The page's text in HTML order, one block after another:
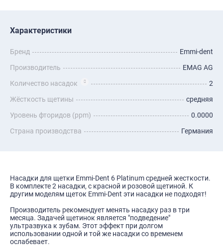
Характеристики
Бренд
Emmi-dent
Производитель
EMAG AG
Количество насадок
2
Жёсткость щетины
средняя
Уровень фторидов (ppm)
0.0000
Страна производства
Германия
Насадки для щетки Emmi-Dent 6 Platinum средней жесткости.
В комплекте 2 насадки, с красной и розовой щетиной. К
другим моделям щеток Emmi-Dent эти насадки не подходят!
Производитель рекомендует менять насадку раз в три
месяца. Задачей щетинок является "подведение"
ультразвука к зубам. Этот эффект при долгом
использовании одной и той же насадки со временем
ослабевает.